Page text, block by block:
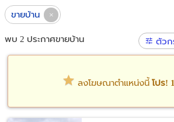
ขายบ้าน
พบ 2 ประกาศขายบ้าน ตัวก
ลงโฆษณาตำแหน่งนี้ โปร!